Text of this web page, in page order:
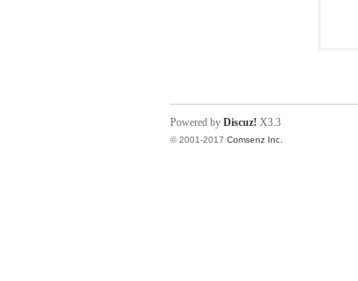
Powered by Discuz! X3.3
© 2001-2017 Comsenz Inc.